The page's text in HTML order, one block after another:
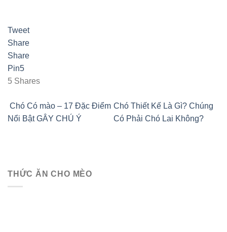
Tweet
Share
Share
Pin5
5 Shares
Chó Có mào – 17 Đặc Điểm
Nổi Bật GÂY CHÚ Ý
Chó Thiết Kế Là Gì? Chúng
Có Phải Chó Lai Không?
THỨC ĂN CHO MÈO